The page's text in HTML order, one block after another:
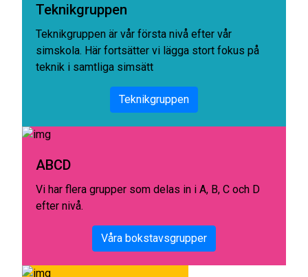
Teknikgruppen
Teknikgruppen är vår första nivå efter vår
simskola. Här fortsätter vi lägga stort fokus på
teknik i samtliga simsätt
Teknikgruppen
ABCD
Vi har flera grupper som delas in i A, B, C och D
efter nivå.
Våra bokstavsgrupper